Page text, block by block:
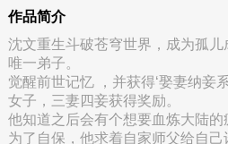
作品简介
沈文重生斗破苍穹世界，成为孤
唯一弟子。
觉醒前世记忆 ，并获得‘娶妻纳妾
女子，三妻四妾获得奖励。
他知道之后会有个想要血炼大陆的
为了自保，他求着自家师父给自